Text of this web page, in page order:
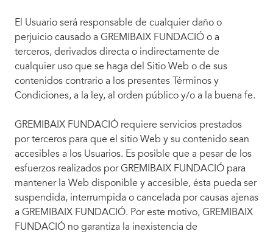
El Usuario será responsable de cualquier daño o
perjuicio causado a GREMIBAIX FUNDACIÓ o a
terceros, derivados directa o indirectamente de
cualquier uso que se haga del Sitio Web o de sus
contenidos contrario a los presentes Términos y
Condiciones, a la ley, al orden público y/o a la buena fe.
GREMIBAIX FUNDACIÓ requiere servicios prestados
por terceros para que el sitio Web y su contenido sean
accesibles a los Usuarios. Es posible que a pesar de los
esfuerzos realizados por GREMIBAIX FUNDACIÓ para
mantener la Web disponible y accesible, ésta pueda ser
suspendida, interrumpida o cancelada por causas ajenas
a GREMIBAIX FUNDACIÓ. Por este motivo, GREMIBAIX
FUNDACIÓ no garantiza la inexistencia de